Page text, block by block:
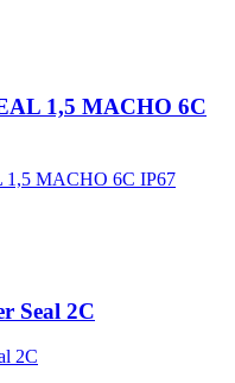
1,5 MACHO 6C
Seal 2C